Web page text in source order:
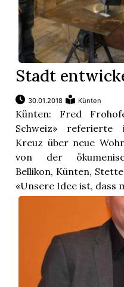
Stadt
30.01.2018 Künten
Künten: Fred
Schweiz» referierte
Kreuz über neue
von der
Bellikon, Künten,
«Unsere Idee ist, dass